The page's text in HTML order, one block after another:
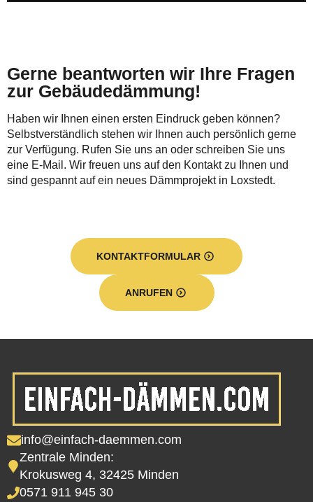
Gerne beantworten wir Ihre Fragen
zur Gebäudedämmung!
Haben wir Ihnen einen ersten Eindruck geben können?
Selbstverständlich stehen wir Ihnen auch persönlich gerne
zur Verfügung. Rufen Sie uns an oder schreiben Sie uns
eine E-Mail. Wir freuen uns auf den Kontakt zu Ihnen und
sind gespannt auf ein neues Dämmprojekt in Loxstedt.
KONTAKTFORMULAR
ANRUFEN
info@einfach-daemmen.com
Zentrale Minden:
Krokusweg 4, 32425 Minden
0571 911 945 30